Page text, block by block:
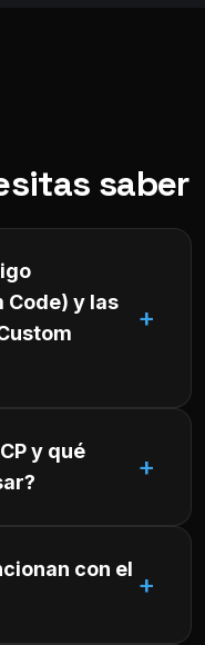
saber
Code) y las
y qué
con el